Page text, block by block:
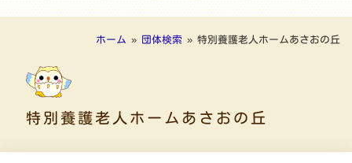
ホーム » 団体検索 » 特別養護老人ホームあさおの丘
特別養護老人ホームあさおの丘